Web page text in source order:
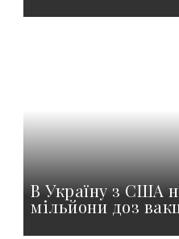
В Україну з США
мільйони доз